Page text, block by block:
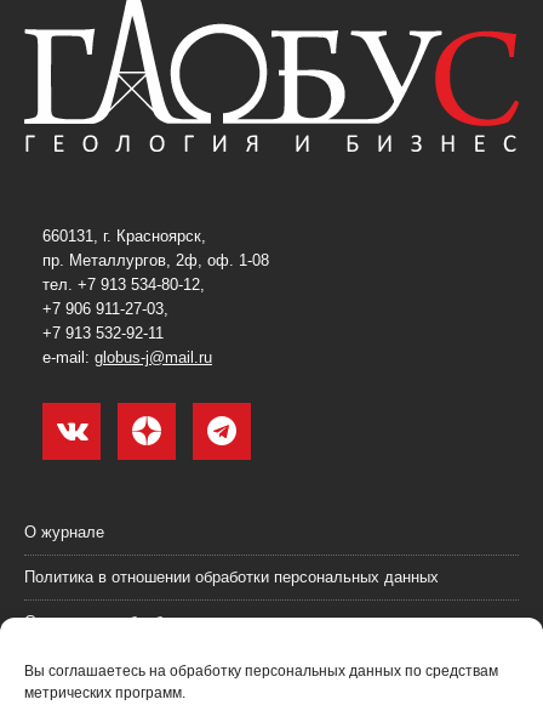
Вы соглашаетесь на обработку персональных данных по средствам
метрических программ.
660131, г. Красноярск,
пр. Металлургов, 2ф, оф. 1-08
тел. +7 913 534-80-12,
+7 906 911-27-03,
+7 913 532-92-11
e-mail: globus-j@mail.ru
О журнале
Политика в отношении обработки персональных данных
Согласие на обработку персональных данных
Пользовательское соглашение (оферта)